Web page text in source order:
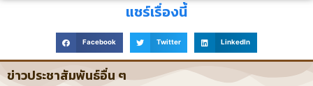
แชร์เรื่องนี้
Facebook Twitter LinkedIn
ข่าวประชาสัมพันธ์อื่น ๆ